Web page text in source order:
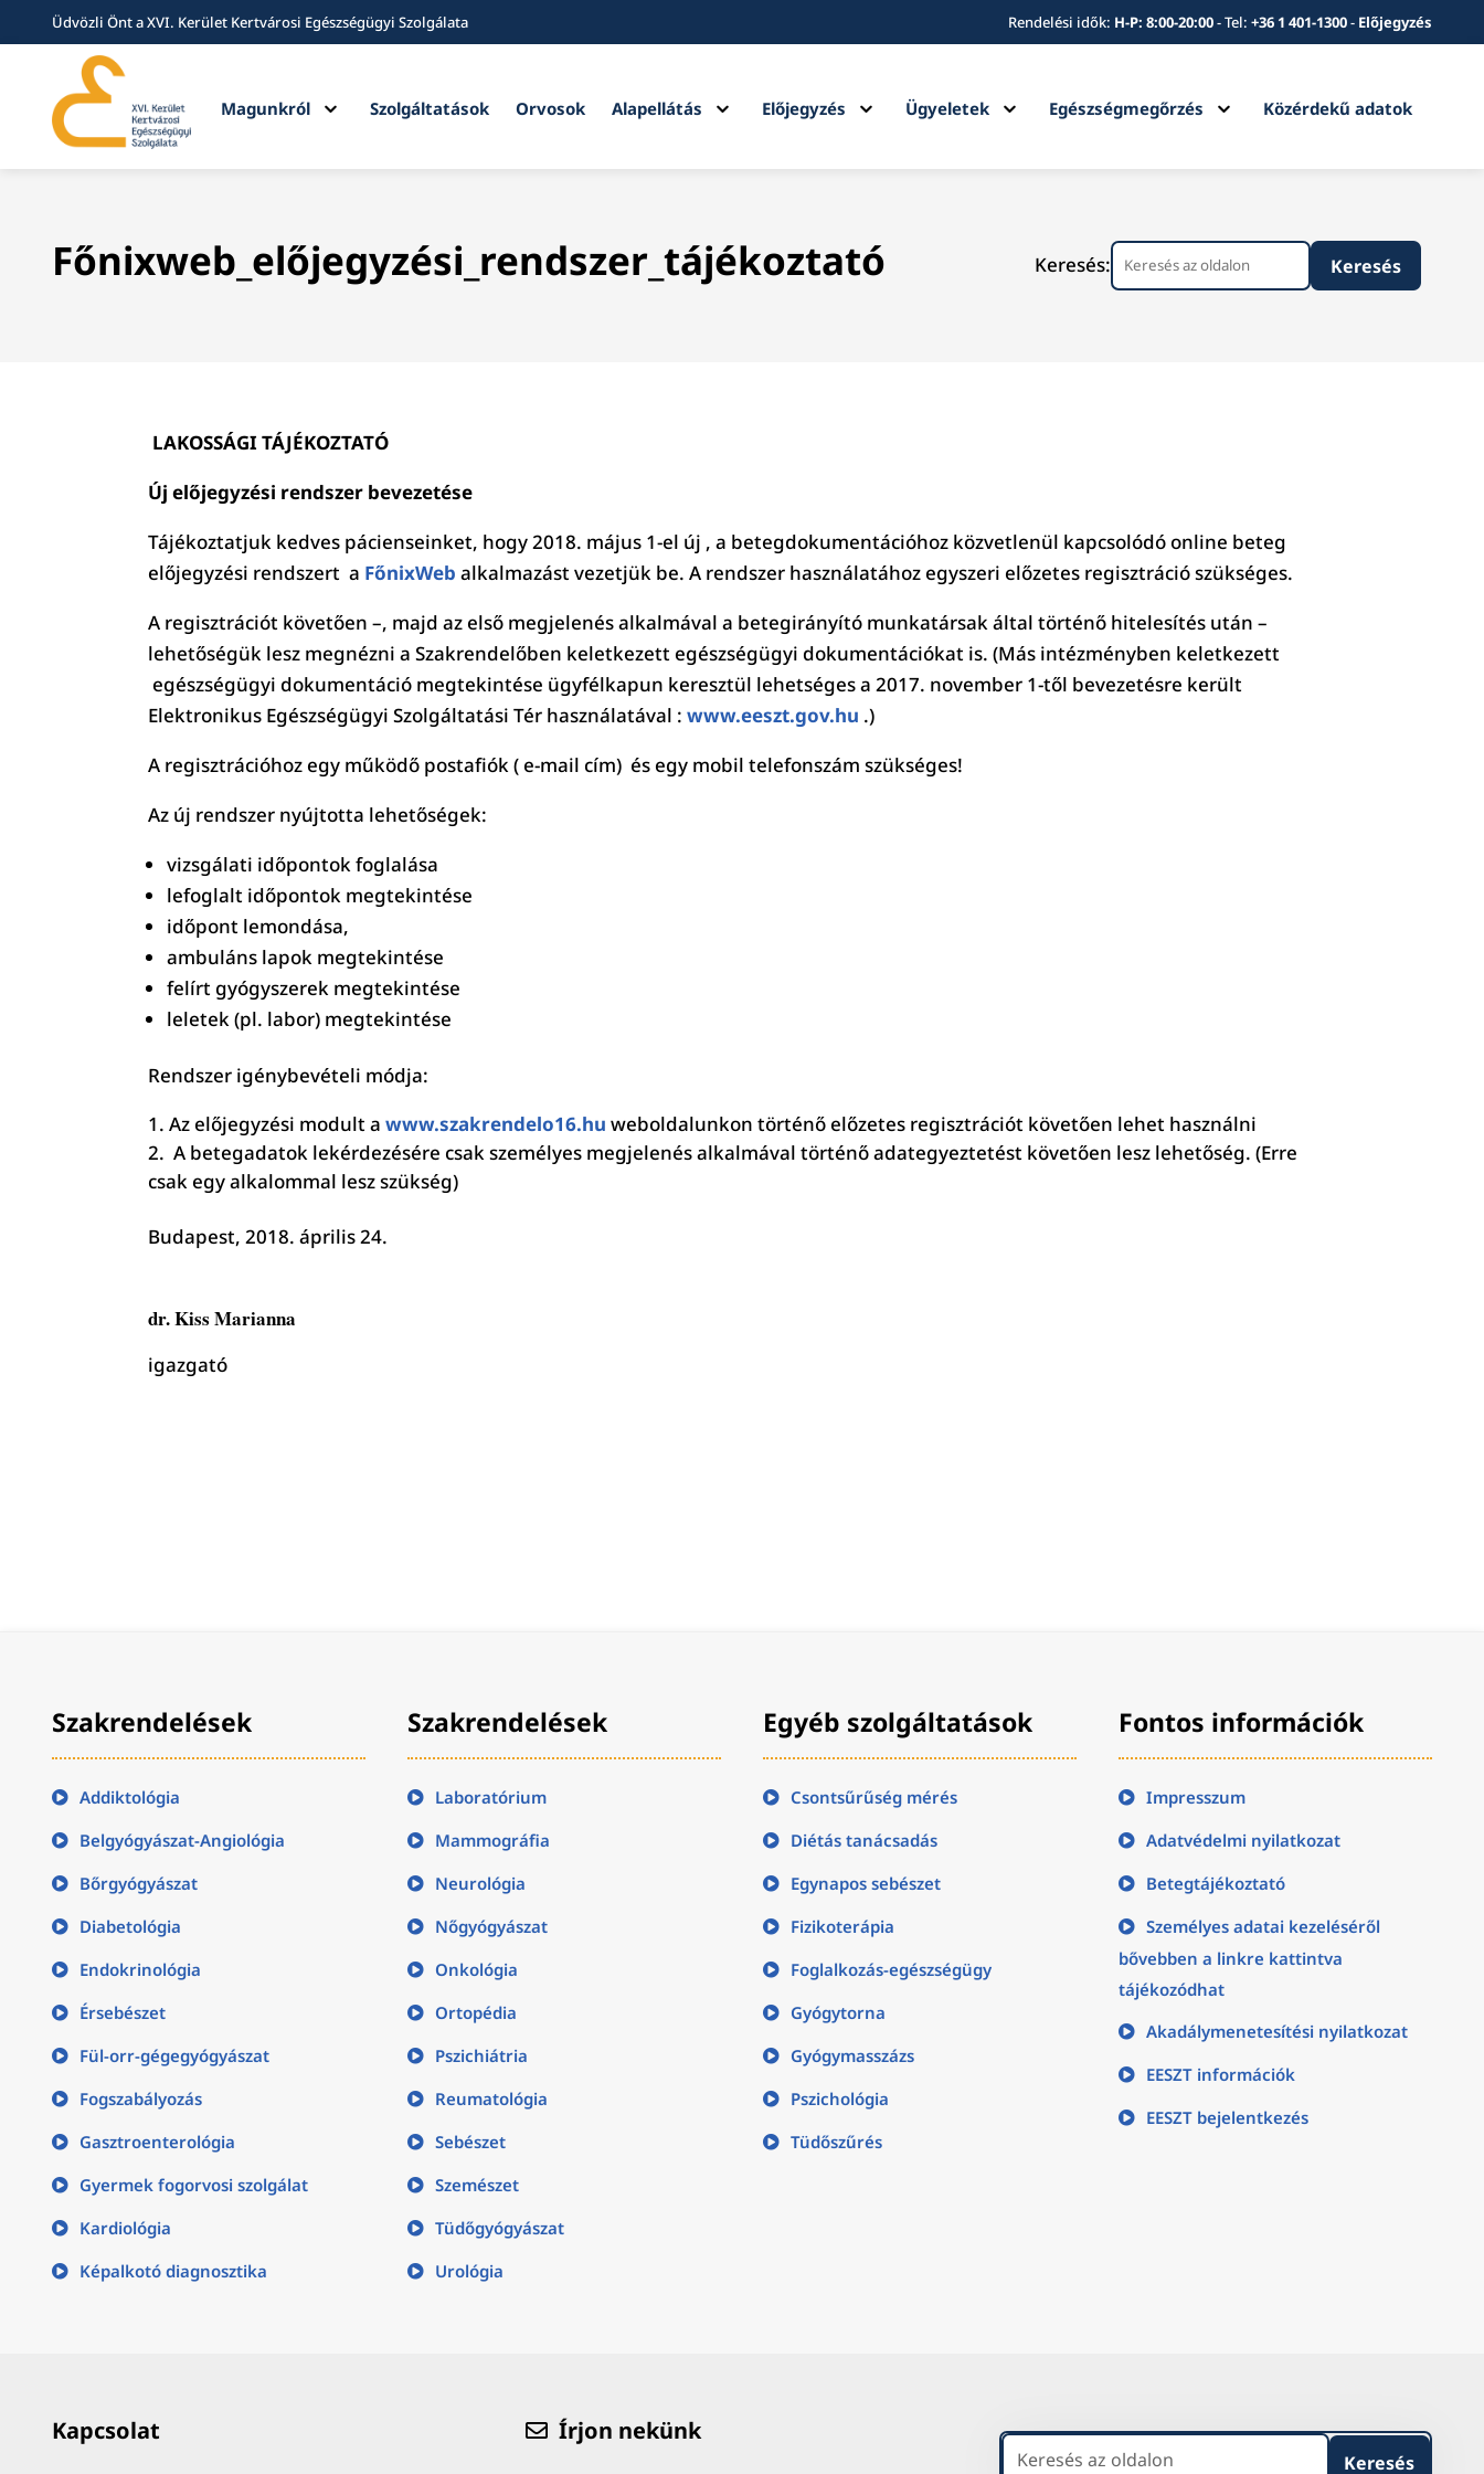
Üdvözli Önt a XVI. Kerület Kertvárosi Egészségügyi Szolgálata Rendelési idők: H-P: 8:00-20:00-Tel: +36 1 401-1300- Előjegyzés
Magunkról
Expand
Szolgáltatások Orvosok Alapellátás
Expand
Előjegyzés
Expand
Ügyeletek
Expand
Egészségmegőrzés
Expand
Közérdekű adatok
Főnixweb_előjegyzési_rendszer_tájékoztató Keresés:
LAKOSSÁGI TÁJÉKOZTATÓ
Új előjegyzési rendszer bevezetése
Tájékoztatjuk kedves pácienseinket, hogy 2018. május 1-el új , a betegdokumentációhoz közvetlenül kapcsolódó online beteg
előjegyzési rendszert a FőnixWeb alkalmazást vezetjük be. A rendszer használatához egyszeri előzetes regisztráció szükséges.
A regisztrációt követően –, majd az első megjelenés alkalmával a betegirányító munkatársak által történő hitelesítés után –
lehetőségük lesz megnézni a Szakrendelőben keletkezett egészségügyi dokumentációkat is. (Más intézményben keletkezett
egészségügyi dokumentáció megtekintése ügyfélkapun keresztül lehetséges a 2017. november 1-től bevezetésre került
Elektronikus Egészségügyi Szolgáltatási Tér használatával :www.eeszt.gov.hu .)
A regisztrációhoz egy működő postafiók ( e-mail cím) és egy mobil telefonszám szükséges!
Az új rendszer nyújtotta lehetőségek:
vizsgálati időpontok foglalása
lefoglalt időpontok megtekintése
időpont lemondása,
ambuláns lapok megtekintése
felírt gyógyszerek megtekintése
leletek (pl. labor) megtekintése
Rendszer igénybevételi módja:
Az előjegyzési modult a www.szakrendelo16.hu weboldalunkon történő előzetes regisztrációt követően lehet használni
A betegadatok lekérdezésére csak személyes megjelenés alkalmával történő adategyeztetést követően lesz lehetőség. (Erre
csak egy alkalommal lesz szükség)
Budapest, 2018. április 24.
dr. Kiss Marianna
igazgató
Szakrendelések
Addiktológia
Belgyógyászat-Angiológia
Bőrgyógyászat
Diabetológia
Endokrinológia
Érsebészet
Fül-orr-gégegyógyászat
Fogszabályozás
Gasztroenterológia
Gyermek fogorvosi szolgálat
Kardiológia
Képalkotó diagnosztika
Szakrendelések
Laboratórium
Mammográfia
Neurológia
Nőgyógyászat
Onkológia
Ortopédia
Pszichiátria
Reumatológia
Sebészet
Szemészet
Tüdőgyógyászat
Urológia
Egyéb szolgáltatások
Csontsűrűség mérés
Diétás tanácsadás
Egynapos sebészet
Fizikoterápia
Foglalkozás-egészségügy
Gyógytorna
Gyógymasszázs
Pszichológia
Tüdőszűrés
Fontos információk
Impresszum
Adatvédelmi nyilatkozat
Betegtájékoztató
Személyes adatai kezeléséről
bővebben a linkre kattintva
tájékozódhat
Akadálymenetesítési nyilatkozat
EESZT információk
EESZT bejelentkezés
Kapcsolat Írjon nekünk